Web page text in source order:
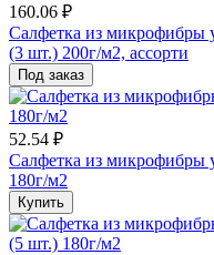
160.06 ₽
Салфетка из
(3 шт.) 200г/м2, ассорти
Под заказ
52.54 ₽
Салфетка из микрофибры
180г/м2
Купить